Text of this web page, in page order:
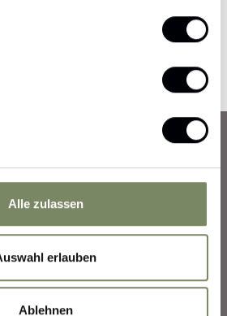
Alle zulassen
erlauben
Ablehnen